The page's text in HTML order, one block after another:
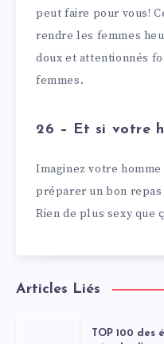
peut faire pour vous!
rendre les femmes
doux et attentionnés
femmes.
26 – Et si votre
Imaginez votre
préparer un bon
Rien de plus sexy que
Articles Liés
TOP 100